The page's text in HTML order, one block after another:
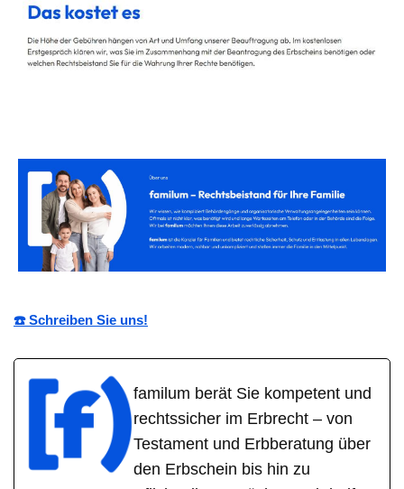
☎️ Schreiben Sie uns!
familum berät Sie kompetent und
rechtssicher im Erbrecht – von
Testament und Erbberatung über
den Erbschein bis hin zu